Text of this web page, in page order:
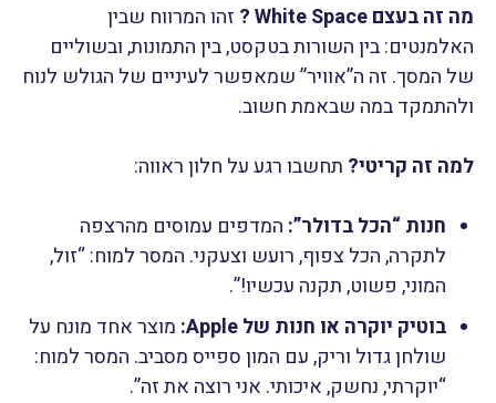
מה זה בעצם White Space ?
זהו המרווח שבין
האלמנטים: בין השורות בטקסט, בין התמונות, ובשוליים
של המסך. זה ה”אוויר” שמאפשר לעיניים של הגולש לנוח
ולהתמקד במה שבאמת חשוב.
למה זה קריטי? תחשבו רגע על חלון ראווה:
חנות “הכל בדולר”: המדפים עמוסים מהרצפה
לתקרה, הכל צפוף, רועש וצעקני. המסר למוח: “זול,
המוני, פשוט, תקנה עכשיו!”.
בוטיק יוקרה או חנות של Apple:
מוצר אחד מונח על
שולחן גדול וריק, עם המון ספייס מסביב. המסר למוח:
“יוקרתי, נחשק, איכותי. אני רוצה את זה”.